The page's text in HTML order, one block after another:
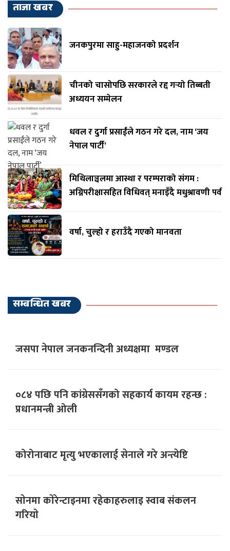
ताजा खबर
जनकपुरमा साहु-महाजनको प्रदर्शन
चीनको चासोपछि सरकारले रद्द गर्‍यो तिब्बती
अध्ययन सम्मेलन
धवल र दुर्गा प्रसाईंले गठन गरे दल, नाम ‘जय
नेपाल पार्टी’
मिथिलाञ्चलमा आस्था र परम्पराको संगम :
अग्निपरीक्षासहित विधिवत् मनाइँदै मधुश्रावणी पर्व
वर्षा, चुल्हो र हराउँदै गएको मानवता
सम्बन्धित खबर
जसपा नेपाल जनकनन्दिनी अध्यक्षमा मण्डल
०८४ पछि पनि कांग्रेससँगको सहकार्य कायम रहन्छ :
प्रधानमन्त्री ओली
कोरोनाबाट मृत्यु भएकालाई सेनाले गरे अन्त्येष्टि
साेनमा काेरेन्टाइनमा रहेकाहरुलाइ स्वाब संकलन
गरियाे